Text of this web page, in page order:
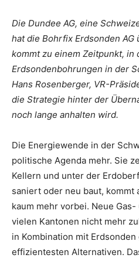
Die Dundee AG, eine
hat die Bohrfix Erdsonden
kommt zu einem Zeitpunkt, in
Erdsondenbohrungen in der
Hans Rosenberger, VR-
die Strategie hinter der
noch lange anhalten wird.
Die Energiewende in der
politische Agenda mehr. Sie
Kellern und unter der
saniert oder neu baut, kommt
kaum mehr vorbei. Neue
vielen Kantonen nicht mehr
in Kombination mit
effizientesten Alternativen.